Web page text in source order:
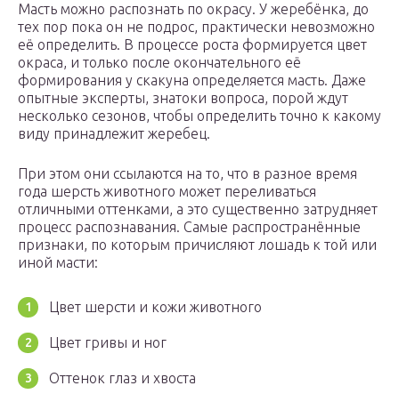
Масть можно распознать по окрасу. У жеребёнка, до
тех пор пока он не подрос, практически невозможно
её определить. В процессе роста формируется цвет
окраса, и только после окончательного её
формирования у скакуна определяется масть. Даже
опытные эксперты, знатоки вопроса, порой ждут
несколько сезонов, чтобы определить точно к какому
виду принадлежит жеребец.
При этом они ссылаются на то, что в разное время
года шерсть животного может переливаться
отличными оттенками, а это существенно затрудняет
процесс распознавания. Самые распространённые
признаки, по которым причисляют лошадь к той или
иной масти:
Цвет шерсти и кожи животного
Цвет гривы и ног
Оттенок глаз и хвоста